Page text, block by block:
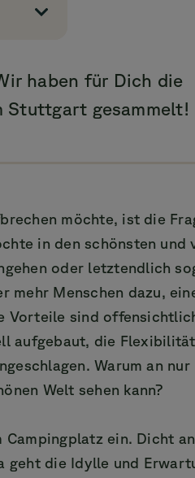
haben für Dich die
Stuttgart gesammelt!
möchte, ist die
in den schönsten und
oder letztendlich
mehr Menschen dazu,
Vorteile sind
aufgebaut, die
Warum an nur
Welt sehen kann?
ein. Dicht an
geht die Idylle und